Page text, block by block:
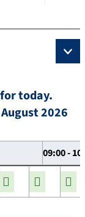
today.
2026
09:00 -